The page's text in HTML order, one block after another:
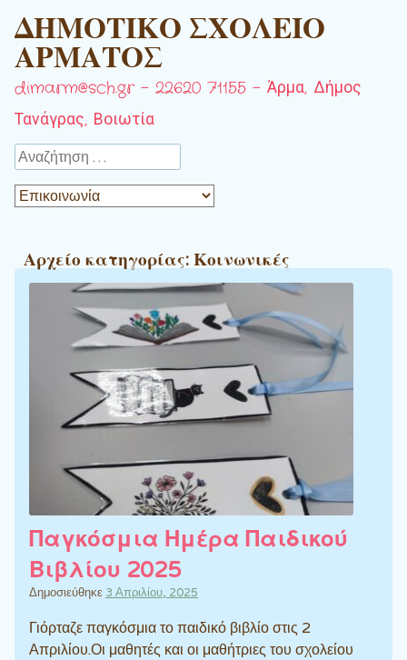
ΔΗΜΟΤΙΚΟ ΣΧΟΛΕΙΟ
ΑΡΜΑΤΟΣ
dimarm@sch.gr – 22620 71155 – Άρμα, Δήμος
Τανάγρας, Βοιωτία
Αναζήτηση
Αρχείο κατηγορίας: Κοινωνικές
Παγκόσμια Ημέρα Παιδικού
Βιβλίου 2025
Δημοσιεύθηκε 3 Απριλίου, 2025
Γιόρταζε παγκόσμια το παιδικό βιβλίο στις 2
Απριλίου.Οι μαθητές και οι μαθήτριες του σχολείου